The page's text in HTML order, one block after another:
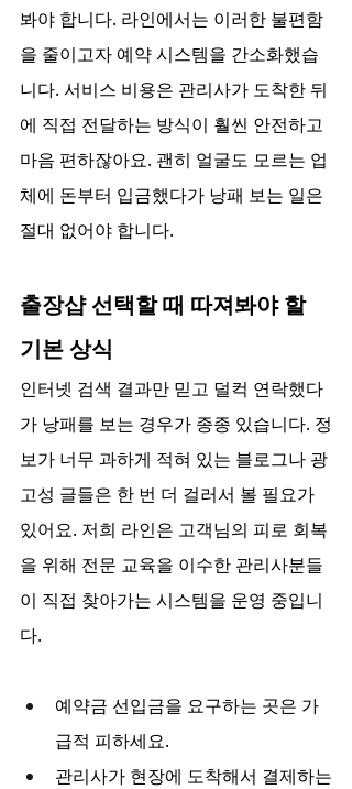
봐야 합니다. 라인에서는 이러한 불편함
을 줄이고자 예약 시스템을 간소화했습
니다. 서비스 비용은 관리사가 도착한 뒤
에 직접 전달하는 방식이 훨씬 안전하고
마음 편하잖아요. 괜히 얼굴도 모르는 업
체에 돈부터 입금했다가 낭패 보는 일은
절대 없어야 합니다.
출장샵 선택할 때 따져봐야 할
기본 상식
인터넷 검색 결과만 믿고 덜컥 연락했다
가 낭패를 보는 경우가 종종 있습니다. 정
보가 너무 과하게 적혀 있는 블로그나 광
고성 글들은 한 번 더 걸러서 볼 필요가
있어요. 저희 라인은 고객님의 피로 회복
을 위해 전문 교육을 이수한 관리사분들
이 직접 찾아가는 시스템을 운영 중입니
다.
예약금 선입금을 요구하는 곳은 가
급적 피하세요.
관리사가 현장에 도착해서 결제하는